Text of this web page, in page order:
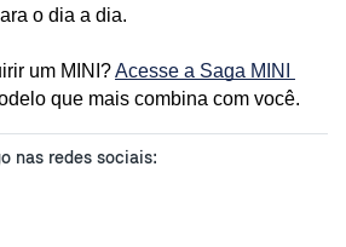
o dia a dia.
um MINI? Acesse a Saga MINI
que mais combina com você.
nas redes sociais: